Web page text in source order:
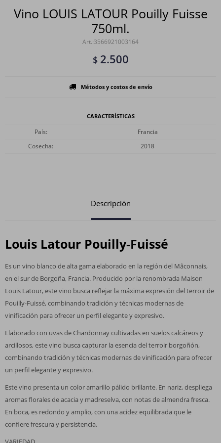
Vino LOUIS LATOUR Pouilly Fuisse
750ml.
3566921003164
$ 2.500
Métodos y costos de envío
CARACTERÍSTICAS
País
Francia
Cosecha
2018
Descripción
Louis Latour Pouilly-Fuissé
Es un vino blanco de alta gama elaborado en la región del Mâconnais,
en el sur de Borgoña, Francia. Producido por la renombrada Maison
Louis Latour, este vino busca reflejar la máxima expresión del terroir de
Pouilly-Fuissé, combinando tradición y técnicas modernas de
vinificación para ofrecer un perfil elegante y expresivo.
Elaborado con uvas de Chardonnay cultivadas en suelos calcáreos y
arcillosos, este vino busca capturar la esencia del terroir borgoñón,
combinando tradición y técnicas modernas de vinificación para ofrecer
un perfil elegante y expresivo.
Este vino presenta un color amarillo pálido brillante. En nariz, despliega
aromas florales de acacia y madreselva, con notas de almendra fresca.
En boca, es redondo y amplio, con una acidez equilibrada que le
confiere frescura y persistencia.